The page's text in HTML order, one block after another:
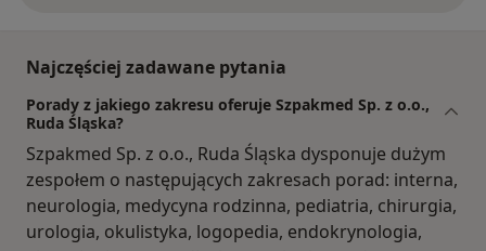
Najczęściej zadawane pytania
Porady z jakiego zakresu oferuje Szpakmed Sp. z o.o.,
Ruda Śląska?
Szpakmed Sp. z o.o., Ruda Śląska dysponuje dużym
zespołem o następujących zakresach porad: interna,
neurologia, medycyna rodzinna, pediatria, chirurgia,
urologia, okulistyka, logopedia, endokrynologia,